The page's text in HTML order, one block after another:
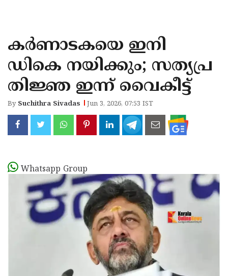
KANNUR
KASARAGOD
കര്‍ണാടകയെ ഇനി
ഡികെ നയിക്കും; സത്യപ്ര
തിജ്ഞ ഇന്ന് വൈകീട്ട്
By Suchithra Sivadas Jun 3, 2026, 07:53 IST
Whatsapp Group